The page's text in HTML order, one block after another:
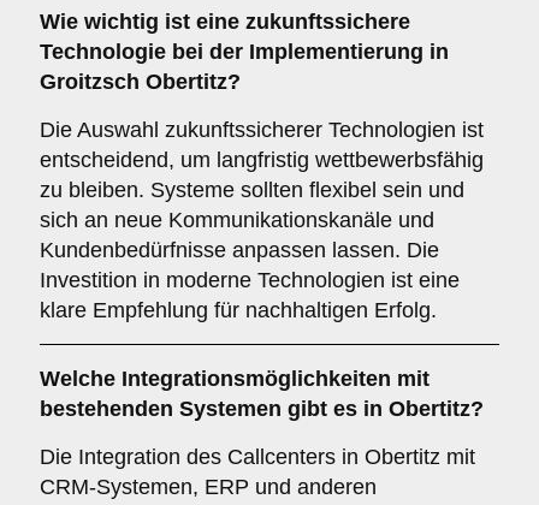
Wie wichtig ist eine zukunftssichere
Technologie bei der Implementierung in
Groitzsch Obertitz?
Die Auswahl zukunftssicherer Technologien ist
entscheidend, um langfristig wettbewerbsfähig
zu bleiben. Systeme sollten flexibel sein und
sich an neue Kommunikationskanäle und
Kundenbedürfnisse anpassen lassen. Die
Investition in moderne Technologien ist eine
klare Empfehlung für nachhaltigen Erfolg.
Welche Integrationsmöglichkeiten mit
bestehenden Systemen gibt es in Obertitz?
Die Integration des Callcenters in Obertitz mit
CRM-Systemen, ERP und anderen